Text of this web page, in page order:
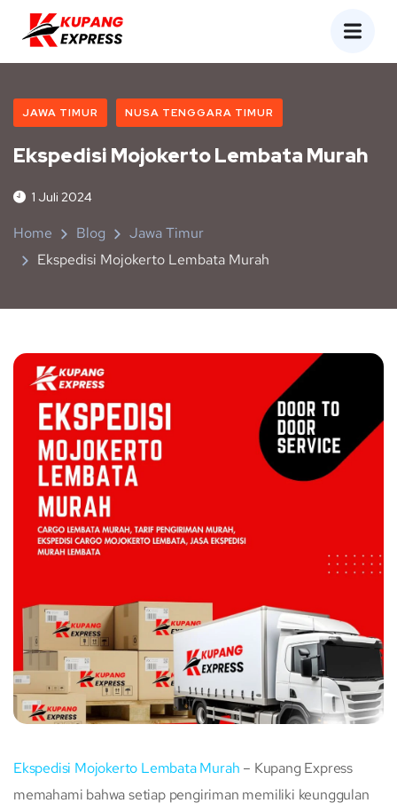
JAWA TIMUR NUSA TENGGARA TIMUR
Ekspedisi Mojokerto Lembata Murah
1 Juli 2024
Home Blog
Jawa Timur
Ekspedisi Mojokerto Lembata Murah
Ekspedisi Mojokerto Lembata Murah – Kupang Express
memahami bahwa setiap pengiriman memiliki keunggulan